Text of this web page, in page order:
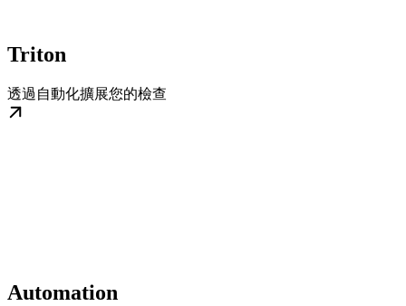
Triton
透過自動化擴展您的檢查
Automation